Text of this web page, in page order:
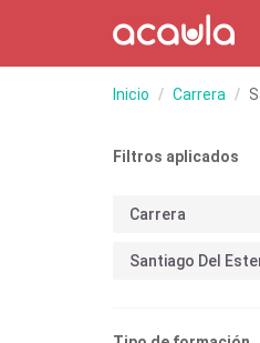
Inicio Carrera
Filtros aplicados
Carrera
Santiago Del